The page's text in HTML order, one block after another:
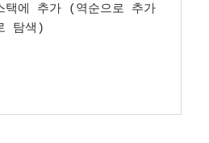
택에 추가 (역순으로 추가
탐색)